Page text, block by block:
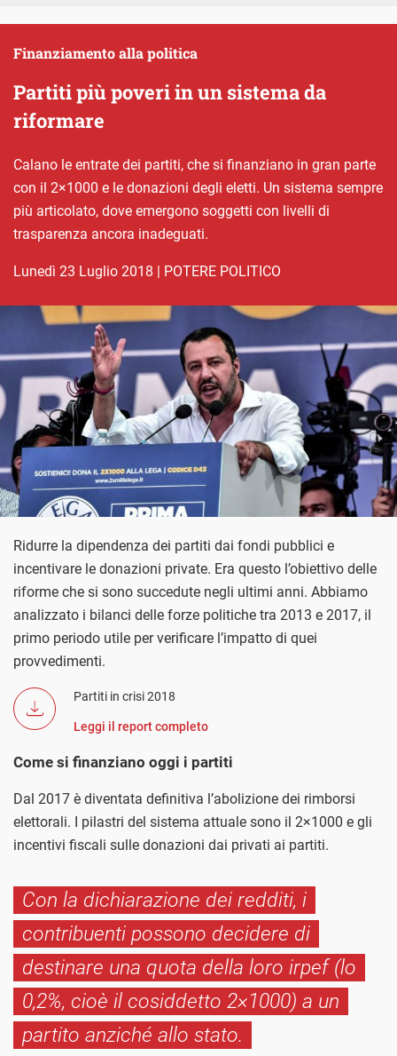
Partiti più poveri in un sistema da
riformare
Finanziamento alla politica
Calano le entrate dei partiti, che si finanziano in gran parte
con il 2×1000 e le donazioni degli eletti. Un sistema sempre
più articolato, dove emergono soggetti con livelli di
trasparenza ancora inadeguati.
lunedì 23 Luglio 2018 | POTERE POLITICO
Ridurre la dipendenza dei partiti dai fondi pubblici e
incentivare le donazioni private. Era questo l’obiettivo delle
riforme che si sono succedute negli ultimi anni. Abbiamo
analizzato i bilanci delle forze politiche tra 2013 e 2017, il
primo periodo utile per verificare l’impatto di quei
provvedimenti.
Partiti in crisi 2018
Leggi il report completo
Come si finanziano oggi i partiti
Dal 2017 è diventata definitiva l’abolizione dei rimborsi
elettorali. I pilastri del sistema attuale sono il 2×1000 e gli
incentivi fiscali sulle donazioni dai privati ai partiti.
Con la dichiarazione dei redditi, i
contribuenti possono decidere di
destinare una quota della loro irpef (lo
0,2%, cioè il cosiddetto 2×1000) a un
partito anziché allo stato.